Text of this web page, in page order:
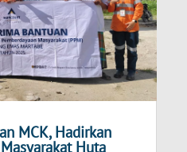
MCK, Hadirkan
Huta